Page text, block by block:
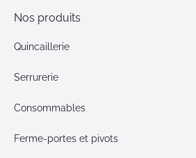
Nos produits
Quincaillerie
Serrurerie
Consommables
Ferme-portes et pivots